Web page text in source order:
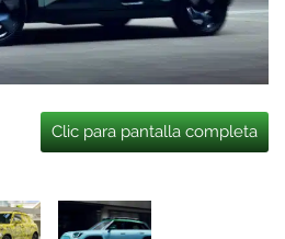
Clic para pantalla completa